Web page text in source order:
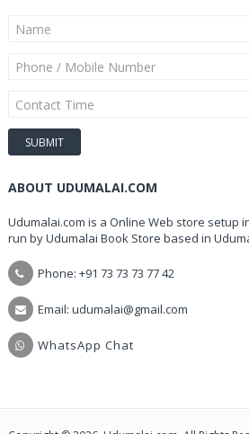
ABOUT UDUMALAI.COM
Udumalai.com is a Online Web store setup
run by Udumalai Book Store based in
Phone: +91 73 73 73 77 42
Email: udumalai@gmail.com
WhatsApp Chat